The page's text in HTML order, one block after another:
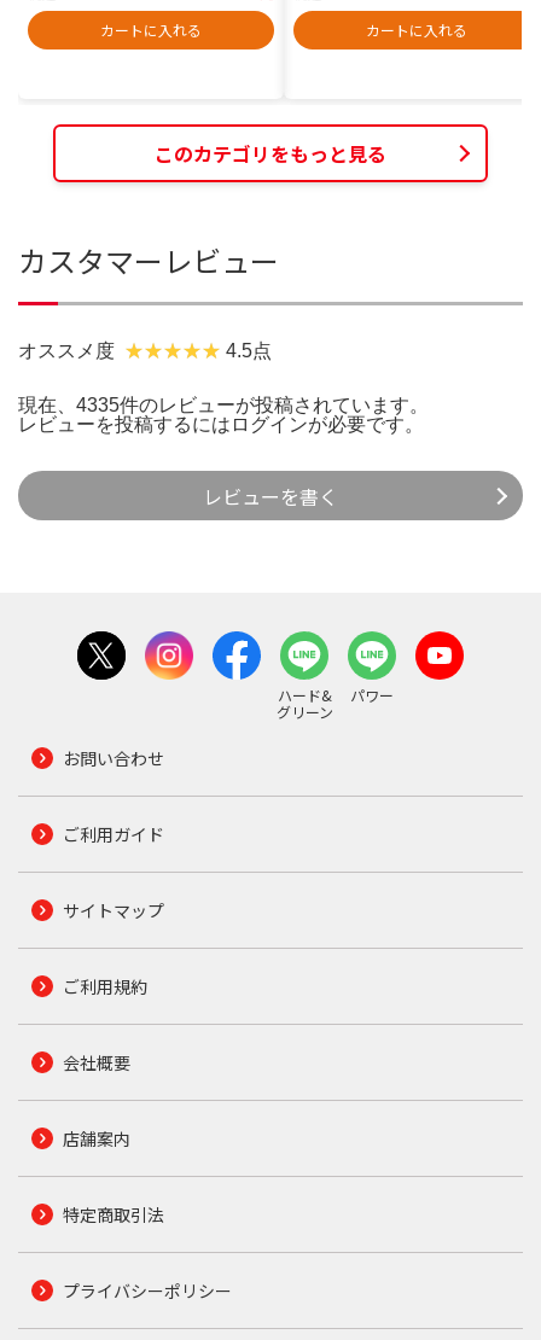
カートに入れる
カートに入れる
このカテゴリをもっと見る
カスタマーレビュー
オススメ度 4.5点
現在、4335件のレビューが投稿されています。
レビューを投稿するには ログインが必要です。
レビューを書く
ハード&
グリーン
パワー
お問い合わせ
ご利用ガイド
サイトマップ
ご利用規約
会社概要
店舗案内
特定商取引法
プライバシーポリシー